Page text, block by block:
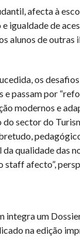
afecta à
igualdade de
alunos de outras
os
passam por
modernos e
sector do
qualidade das
staff afecto”,
integra um
na edição